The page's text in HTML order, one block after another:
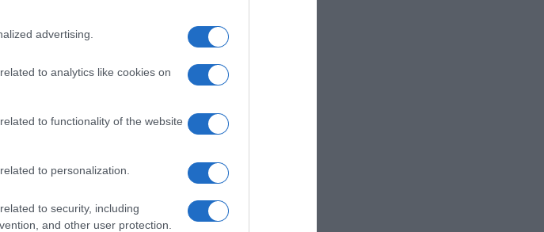
advertising.
to analytics like cookies on
to functionality of the website
to personalization.
to security, including
and other user protection.
ήταν εργένης,
στις παλιές
,
.